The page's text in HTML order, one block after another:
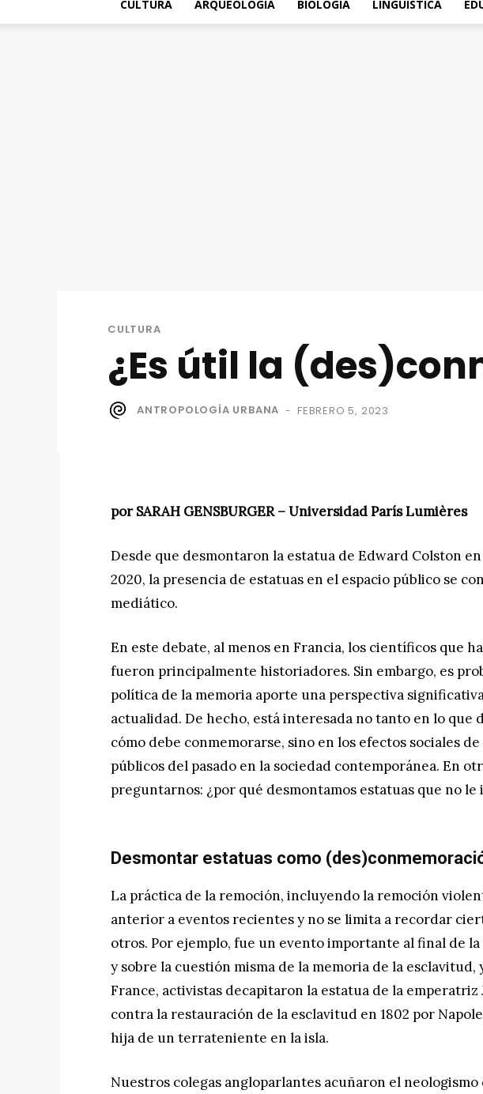
CULTURA ARQUEOLOGÍA BIOLOGÍA LINGÜÍSTICA
CULTURA
¿Es útil la
ANTROPOLOGÍA URBANA - FEBRERO 5, 2023
por SARAH GENSBURGER – Universidad París Lumières
Desde que desmontaron la estatua de Edward Colston
2020, la presencia de estatuas en el espacio público se
mediático.
En este debate, al menos en Francia, los científicos que
fueron principalmente historiadores. Sin embargo, es
política de la memoria aporte una perspectiva
actualidad. De hecho, está interesada no tanto en lo que
cómo debe conmemorarse, sino en los efectos sociales
públicos del pasado en la sociedad contemporánea. En
preguntarnos: ¿por qué desmontamos estatuas que no le
Desmontar estatuas como
La práctica de la remoción, incluyendo la remoción
anterior a eventos recientes y no se limita a recordar
otros. Por ejemplo, fue un evento importante al final de la
y sobre la cuestión misma de la memoria de la esclavitud,
France, activistas decapitaron la estatua de la
contra la restauración de la esclavitud en 1802 por
hija de un terrateniente en la isla.
Nuestros colegas angloparlantes acuñaron el neologismo